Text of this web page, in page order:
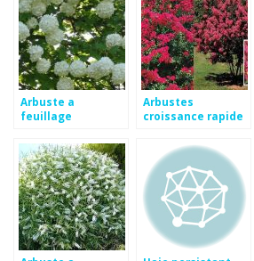
Arbuste a
feuillage
croissance rapide
Arbustes
croissance rapide